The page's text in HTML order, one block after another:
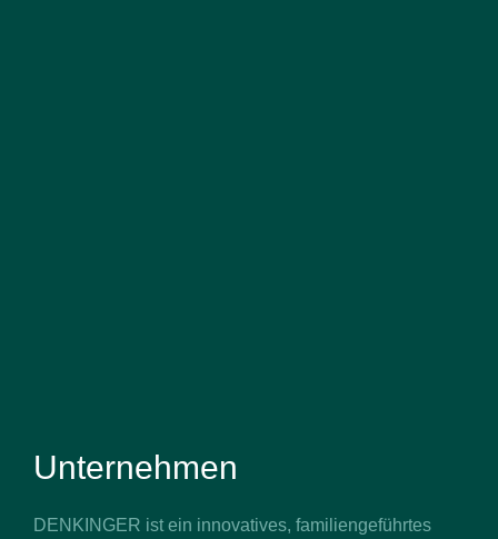
Unternehmen
DENKINGER ist ein innovatives, familiengeführtes